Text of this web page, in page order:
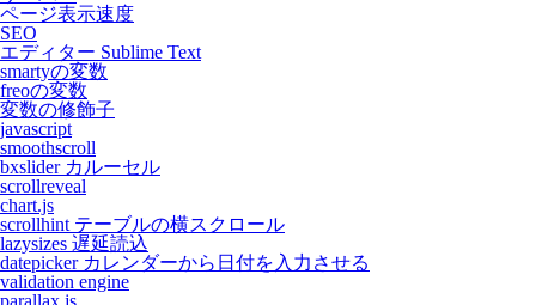
ページ表示速度
SEO
エディター Sublime Text
smartyの変数
freoの変数
変数の修飾子
javascript
smoothscroll
bxslider カルーセル
scrollreveal
chart.js
scrollhint テーブルの横スクロール
lazysizes 遅延読込
datepicker カレンダーから日付を入力させる
validation engine